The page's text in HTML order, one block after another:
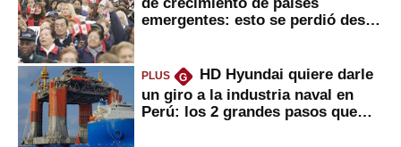
emergentes: esto se perdió desde
PLUS G
HD Hyundai quiere darle
un giro a la industria naval en
Perú: los 2 grandes pasos que